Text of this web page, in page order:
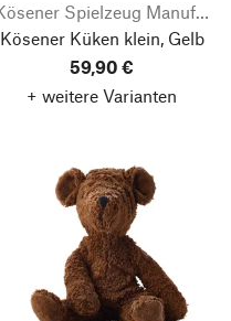
Kösener Spielzeug Manufaktur
Kösener Küken klein, Gelb
59,90 €
+ weitere Varianten